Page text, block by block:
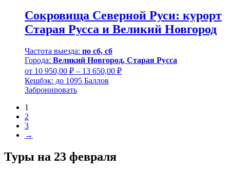
Сокровища Северной Руси: курорт
Старая Русса и Великий Новгород
Частота выезда: по сб, сб
Города: Великий Новгород, Старая Русса
от 10 950,00 ₽ – 13 650,00 ₽Диапазон
Кешбэк: до 1095 Баллов
Забронировать
1
2
3
→
Туры на 23 февраля